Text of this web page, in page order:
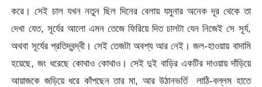
করে। সেই চাল যখন নতুন ছিল দিনের বেলায় যমুনার অনেক দূর থেকে তা
দেখা যেত, সূর্যের আলো এমন তেজে ফিরিয়ে দিত চালটা যেন নিজেই সে সূর্য,
অথবা সূর্যের প্রতিদ্বন্দ্বী। সেই তেজটা অবশ্য আর নেই। জল-হাওয়ায় বাদামি
হয়েছে, জং ধরেছে কোথাও কোথাও। সেই দুই বাড়ির একটির দাওয়ায় দাঁড়িয়ে
আয়াজকে জড়িয়ে ধরে কাঁপছেন তার মা, আর উঠানভর্তি লাঠি-বল্লম হাতে